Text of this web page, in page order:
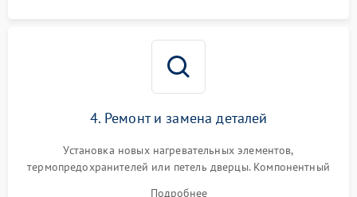
4. Ремонт и замена деталей
Установка новых нагревательных элементов,
термопредохранителей или петель дверцы. Компонентный
Подробнее